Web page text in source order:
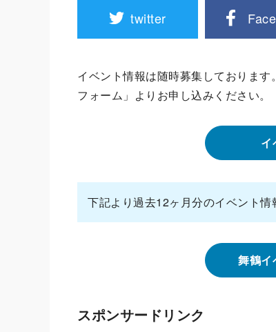
twitter
イベント情報は随時募集しておりま
フォーム」よりお申し込みください。
イ
下記より過去12ヶ月分のイベント情
舞鶴イ
スポンサードリンク